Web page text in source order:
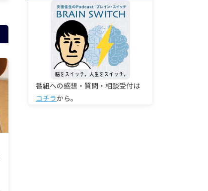
番組への感想・質問・相談受付は
コチラから。